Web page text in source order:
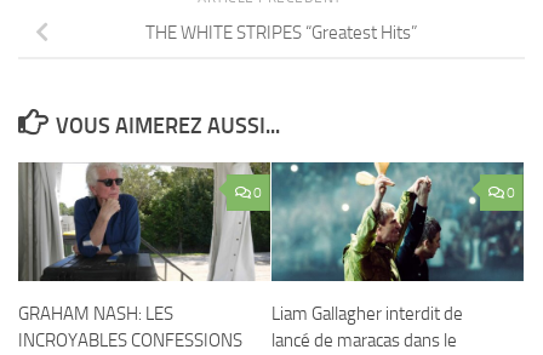
THE WHITE STRIPES “Greatest Hits”
VOUS AIMEREZ AUSSI...
0
GRAHAM NASH: LES
INCROYABLES CONFESSIONS
0
Liam Gallagher interdit de
lancé de maracas dans le